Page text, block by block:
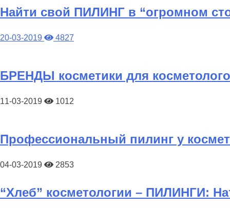
Найти свой ПИЛИНГ в “огромном
20-03-2019 4827
БРЕНДЫ косметики для
11-03-2019 1012
Профессиональный пилинг у
04-03-2019 2853
“Хлеб” косметологии – ПИЛИНГИ: